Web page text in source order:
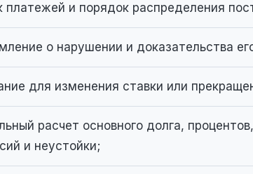
платежей и порядок распределения
о нарушении и доказательства
для изменения ставки или
расчет основного долга,
и неустойки;